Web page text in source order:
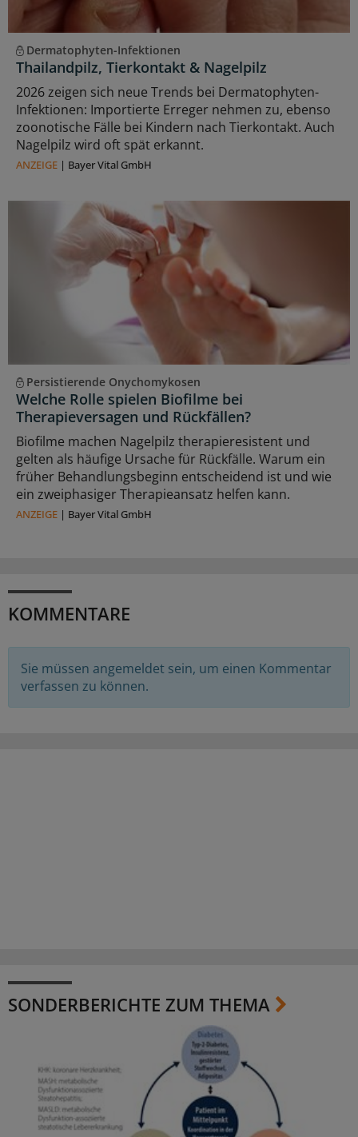
Dermatophyten-Infektionen
Thailandpilz, Tierkontakt & Nagelpilz
2026 zeigen sich neue Trends bei Dermatophyten-
Infektionen: Importierte Erreger nehmen zu, ebenso
zoonotische Fälle bei Kindern nach Tierkontakt. Auch
Nagelpilz wird oft spät erkannt.
ANZEIGE | Bayer Vital GmbH
Persistierende Onychomykosen
Welche Rolle spielen Biofilme bei
Therapieversagen und Rückfällen?
Biofilme machen Nagelpilz therapieresistent und
gelten als häufige Ursache für Rückfälle. Warum ein
früher Behandlungsbeginn entscheidend ist und wie
ein zweiphasiger Therapieansatz helfen kann.
ANZEIGE | Bayer Vital GmbH
KOMMENTARE
Sie müssen angemeldet sein, um einen Kommentar
verfassen zu können.
SONDERBERICHTE ZUM THEMA